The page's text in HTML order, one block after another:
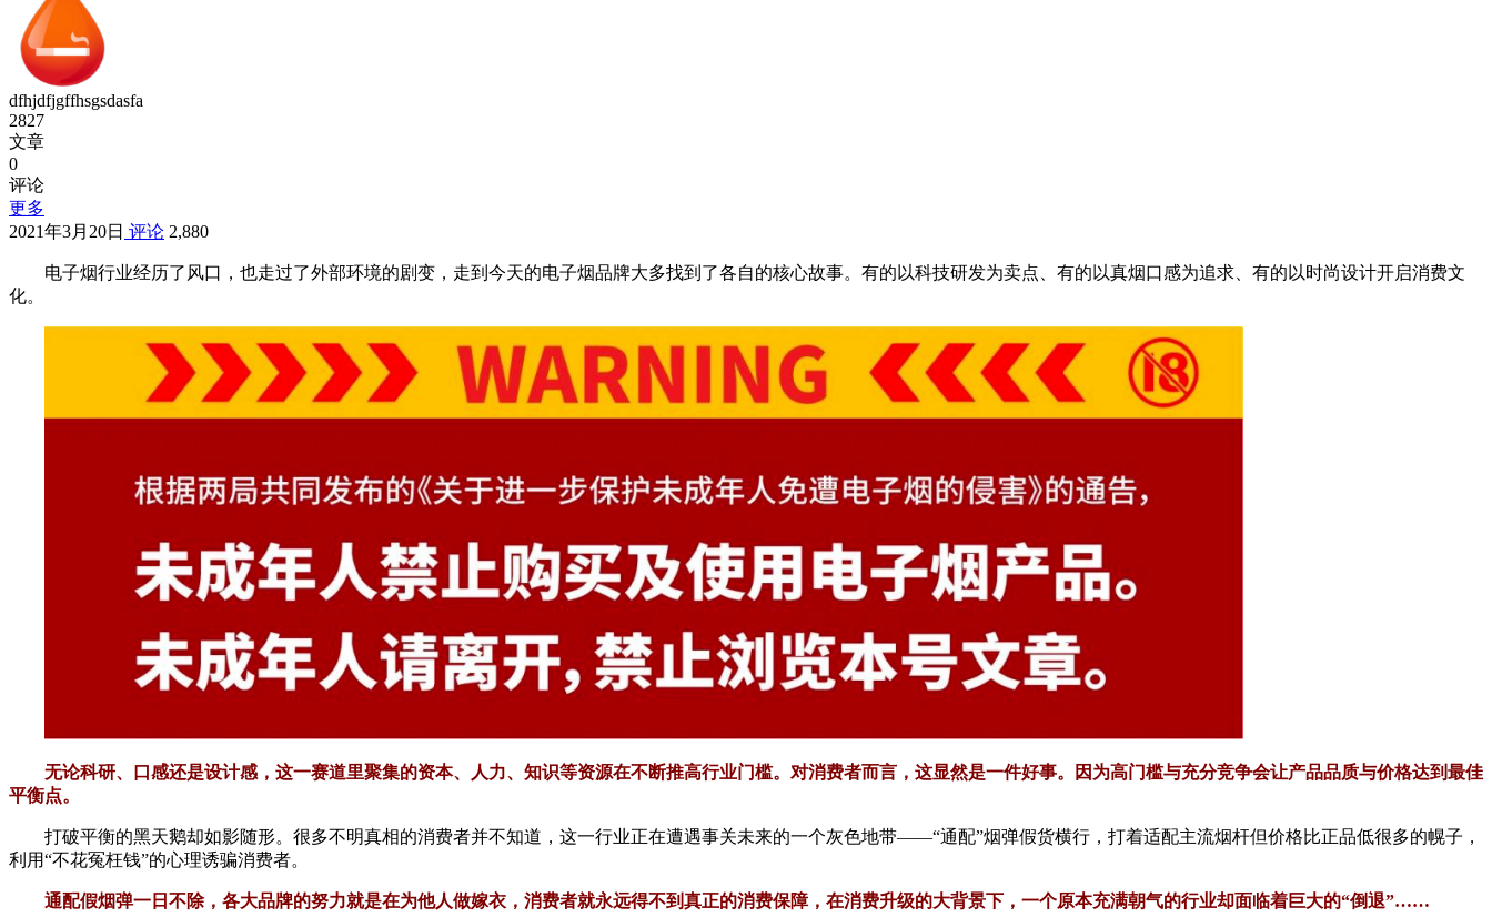
dfhjdfjgffhsgsdasfa
2827
文章
0
评论
更多
2021年3月20日 评论 2,880
电子烟行业经历了风口，也走过了外部环境的剧变，走到今天的电子烟品牌大多找到了各自的核心故事。有的以科技研发为卖点、有的以真烟口感为追求、有的以时尚设计开启消费文
化。
无论科研、口感还是设计感，这一赛道里聚集的资本、人力、知识等资源在不断推高行业门槛。对消费者而言，这显然是一件好事。因为高门槛与充分竞争会让产品品质与价格达到最佳
平衡点。
打破平衡的黑天鹅却如影随形。很多不明真相的消费者并不知道，这一行业正在遭遇事关未来的一个灰色地带——“通配”烟弹假货横行，打着适配主流烟杆但价格比正品低很多的幌子，
利用“不花冤枉钱”的心理诱骗消费者。
通配假烟弹一日不除，各大品牌的努力就是在为他人做嫁衣，消费者就永远得不到真正的消费保障，在消费升级的大背景下，一个原本充满朝气的行业却面临着巨大的“倒退”……